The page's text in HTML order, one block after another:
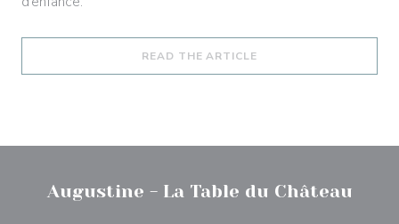
READ THE ARTICLE
Augustine - La Table du Château